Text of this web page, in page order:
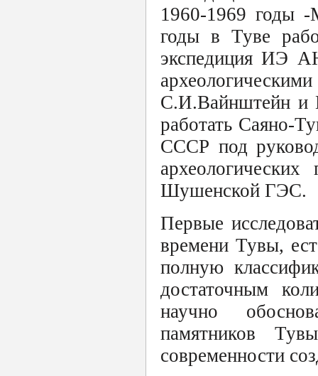
1960-1969 годы
годы в Туве
экспедиция ИЭ
С.И.Вайнштейн и
работать Саяно-
СССР под
Шушенской ГЭС.
Первые
времени Тувы,
полную
достаточным
научно
памятников
современности